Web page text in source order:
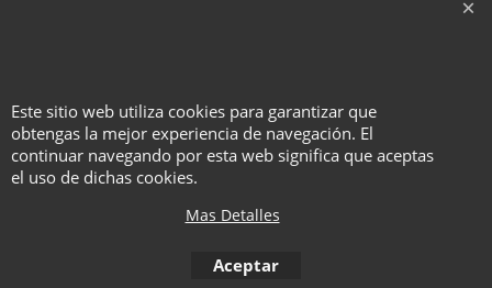
To create online store ShopFactory eCommerce software was used.
Este sitio web utiliza cookies para garantizar que
obtengas la mejor experiencia de navegación. El
continuar navegando por esta web significa que aceptas
el uso de dichas cookies.
Mas Detalles
Aceptar